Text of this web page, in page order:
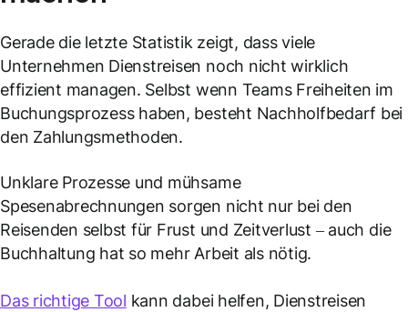
Gerade die letzte Statistik zeigt, dass viele
Unternehmen Dienstreisen noch nicht wirklich
effizient managen. Selbst wenn Teams Freiheiten im
Buchungsprozess haben, besteht Nachholfbedarf bei
den Zahlungsmethoden.
Unklare Prozesse und mühsame
Spesenabrechnungen sorgen nicht nur bei den
Reisenden selbst für Frust und Zeitverlust – auch die
Buchhaltung hat so mehr Arbeit als nötig.
Das richtige Tool kann dabei helfen, Dienstreisen